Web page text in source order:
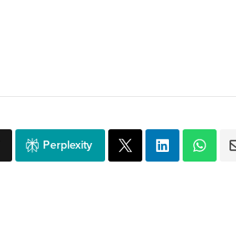
Perplexity